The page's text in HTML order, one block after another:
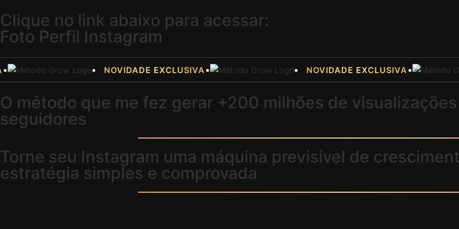
Clique no link abaixo para acessar:
Foto Perfil Instagram
• NOVIDADE EXCLUSIVA• • NOVIDADE EXCLUSIVA•
O método que me fez gerar +200 milhões de visualizações
seguidores
Torne seu Instagram uma máquina previsível de
estratégia simples e comprovada